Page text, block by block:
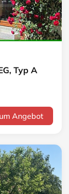
Typ A
Angebot